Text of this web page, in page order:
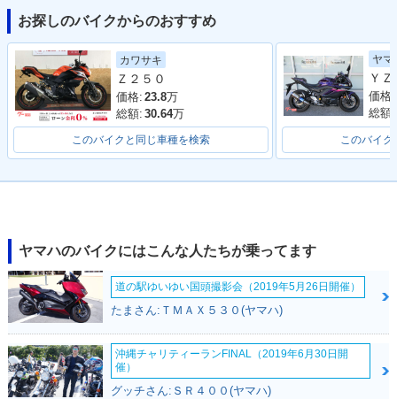
2022年 MT-25 AB
S・マイナーチェン
ジ
2021年 MT-25 AB
S・カラーチェンジ
S・マイナーチェン
2017年 MT-25・カ
ラーチェンジ
2016年 MT-25・新
登場
お探しのバイクからのおすすめ
カワサキ
Ｚ２５０
価格: 23.8万
総額: 30.64万
このバイクと同じ車種を検索
ヤマ
価格:
総額:
このバイク
ヤマハのバイクにはこんな人たちが乗ってます
道の駅ゆいゆい国頭撮影会（2019年5月26日開催）
たまさん:ＴＭＡＸ５３０(ヤマハ)
沖縄チャリティーランFINAL（2019年6月30日開
催）
グッチさん:ＳＲ４００(ヤマハ)